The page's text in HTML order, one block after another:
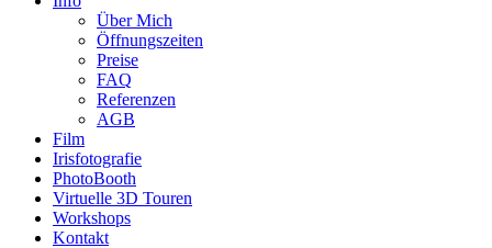
Über Mich
Öffnungszeiten
Preise
FAQ
Referenzen
AGB
Film
Irisfotografie
PhotoBooth
Virtuelle 3D Touren
Workshops
Kontakt